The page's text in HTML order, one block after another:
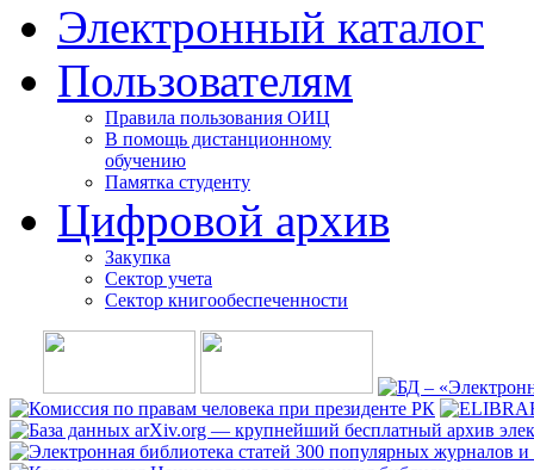
Электронный каталог
Пользователям
Правила пользования ОИЦ
В помощь дистанционному
обучению
Памятка студенту
Цифровой архив
Закупка
Сектор учета
Сектор книгообеспеченности